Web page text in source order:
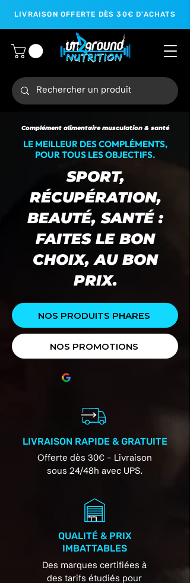
LIVRAISON OFFERTE DÈS 30€ D'ACHATS
Complément alimentaire musculation & santé
LE MEILLEUR DES COMPLÉMENTS,
POUR TOUS LES OBJECTIFS.
SPORT,
RÉCUPÉRATION,
BEAUTÉ, SANTÉ :
FAITES LE BON
CHOIX, AU BON
PRIX.
NOS PRODUITS PHARES
NOS PROMOTIONS
LIVRAISON RAPIDE & GRATUITE
Offerte dès 30€ – Livraison
sous 24/48h avec UPS.
QUALITÉ & PRIX
IMBATTABLES
Des marques certifiées à
des tarifs étudiés pour